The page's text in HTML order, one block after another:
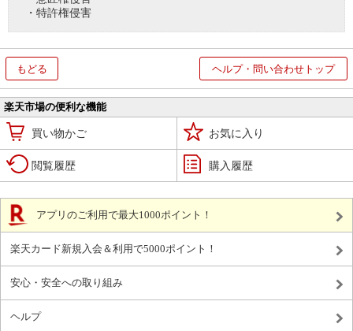
・特許権侵害
もどる ヘルプ・問い合わせトップ
楽天市場の便利な機能
買い物かご お気に入り
閲覧履歴 購入履歴
アプリのご利用で最大1000ポイント！
楽天カード新規入会＆利用で5000ポイント！
安心・安全への取り組み
ヘルプ